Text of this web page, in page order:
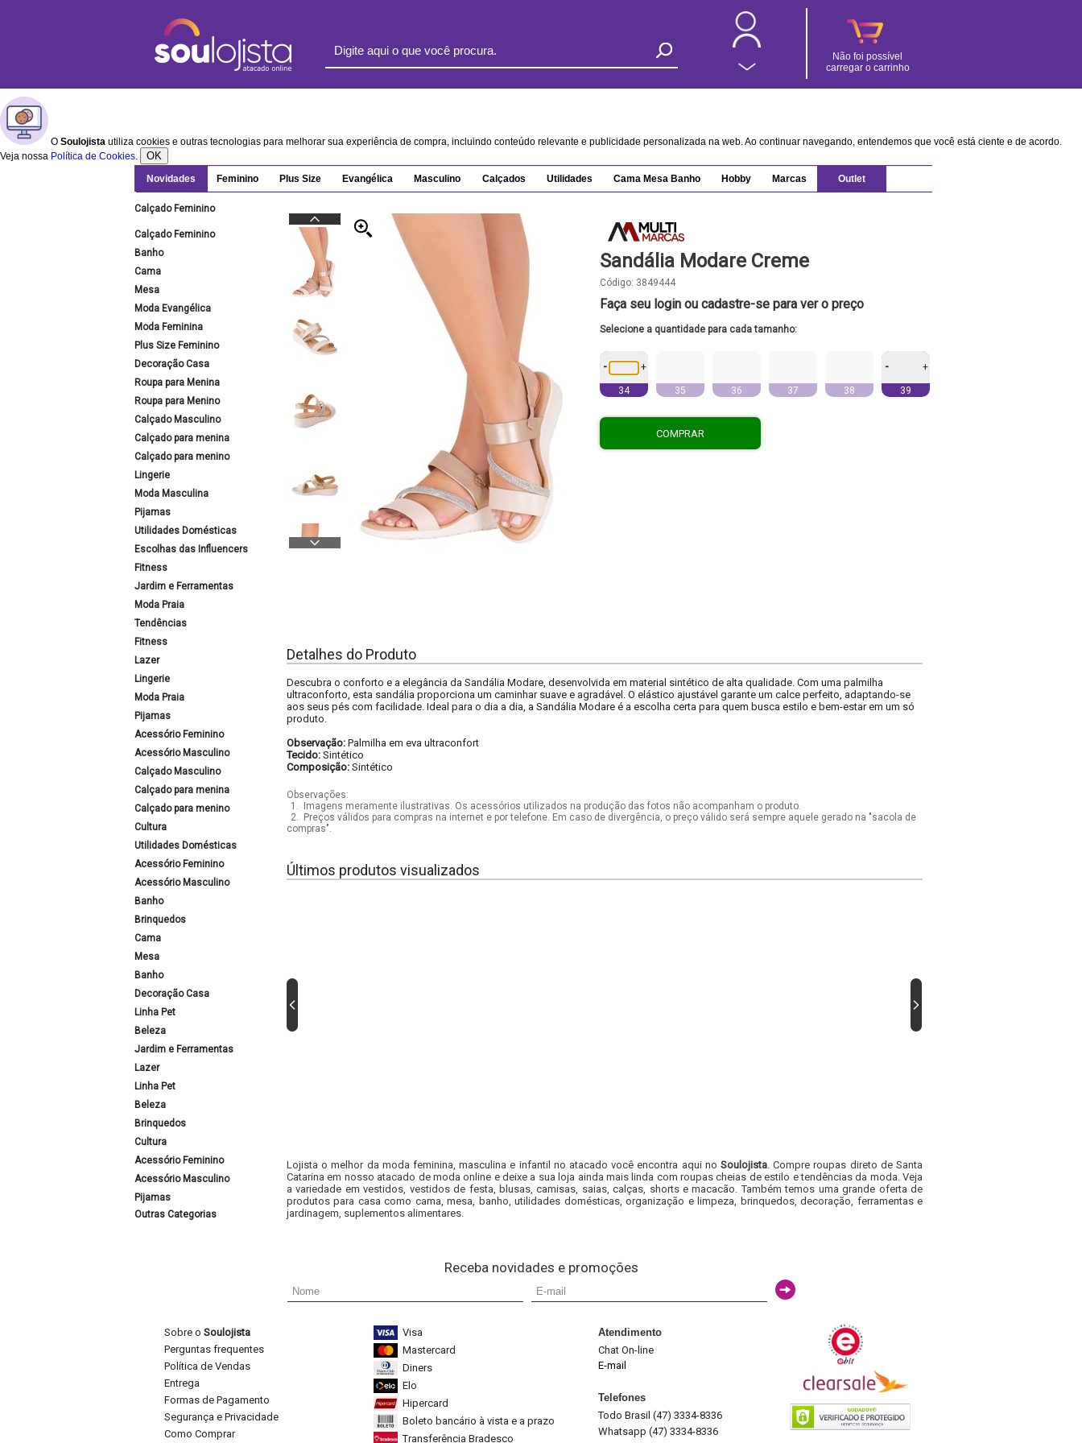
Não foi possível
carregar o carrinho
O Soulojista utiliza cookies e outras tecnologias para melhorar sua experiência de compra, incluindo conteúdo relevante e publicidade personalizada na web. Ao continuar navegando, entendemos que você está ciente e de acordo.
Veja nossa Política de Cookies. OK
Novidades Feminino Plus Size Evangélica Masculino Calçados Utilidades Cama Mesa Banho Hobby Marcas Outlet
Calçado Feminino
Calçado Feminino
Banho
Cama
Mesa
Moda Evangélica
Moda Feminina
Plus Size Feminino
Decoração Casa
Roupa para Menina
Roupa para Menino
Calçado Masculino
Calçado para menina
Calçado para menino
Lingerie
Moda Masculina
Pijamas
Utilidades Domésticas
Escolhas das Influencers
Fitness
Jardim e Ferramentas
Moda Praia
Tendências
Fitness
Lazer
Lingerie
Moda Praia
Pijamas
Acessório Feminino
Acessório Masculino
Calçado Masculino
Calçado para menina
Calçado para menino
Cultura
Utilidades Domésticas
Acessório Feminino
Acessório Masculino
Banho
Brinquedos
Cama
Mesa
Banho
Decoração Casa
Linha Pet
Beleza
Jardim e Ferramentas
Lazer
Linha Pet
Beleza
Brinquedos
Cultura
Acessório Feminino
Acessório Masculino
Pijamas
Outras Categorias
Sandália Modare Creme
Código: 3849444
Faça seu login ou cadastre-se para ver o preço
Selecione a quantidade para cada tamanho:
- +
34 35 36 37 38
- +
39
COMPRAR
Detalhes do Produto
Descubra o conforto e a elegância da Sandália Modare, desenvolvida em material sintético de alta qualidade. Com uma palmilha
ultraconforto, esta sandália proporciona um caminhar suave e agradável. O elástico ajustável garante um calce perfeito, adaptando-se
aos seus pés com facilidade. Ideal para o dia a dia, a Sandália Modare é a escolha certa para quem busca estilo e bem-estar em um só
produto.
Observação: Palmilha em eva ultraconfort
Tecido: Sintético
Composição: Sintético
Observações:
1.
Imagens meramente ilustrativas. Os acessórios utilizados na produção das fotos não acompanham o produto.
2.
Preços válidos para compras na internet e por telefone. Em caso de divergência, o preço válido será sempre aquele gerado na "sacola de
compras".
Últimos produtos visualizados
Lojista o melhor da moda feminina, masculina e infantil no atacado você encontra aqui no Soulojista. Compre roupas direto de Santa
Catarina em nosso atacado de moda online e deixe a sua loja ainda mais linda com roupas cheias de estilo e tendências da moda. Veja
a variedade em vestidos, vestidos de festa, blusas, camisas, saias, calças, shorts e macacão. Também temos uma grande oferta de
produtos para casa como cama, mesa, banho, utilidades domésticas, organização e limpeza, brinquedos, decoração, ferramentas e
jardinagem, suplementos alimentares.
Receba novidades e promoções
Sobre o Soulojista
Perguntas frequentes
Política de Vendas
Entrega
Formas de Pagamento
Segurança e Privacidade
Como Comprar
Visa
Mastercard
Diners
Elo
Hipercard
Boleto bancário à vista e a prazo
Transferência Bradesco
Atendimento
Chat On-line
E-mail
Telefones
Todo Brasil (47) 3334-8336
Whatsapp (47) 3334-8336